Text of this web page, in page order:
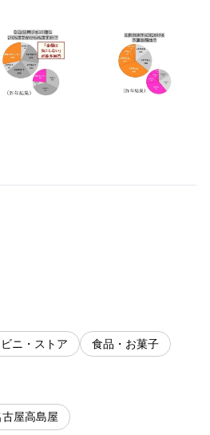
ニ・ストア 食品・お菓子
古屋高島屋